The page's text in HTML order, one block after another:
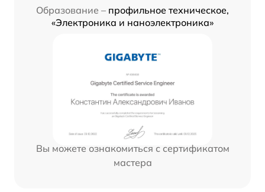
Образование – профильное техническое,
«Электроника и наноэлектроника»
Вы можете ознакомиться с сертификатом
мастера